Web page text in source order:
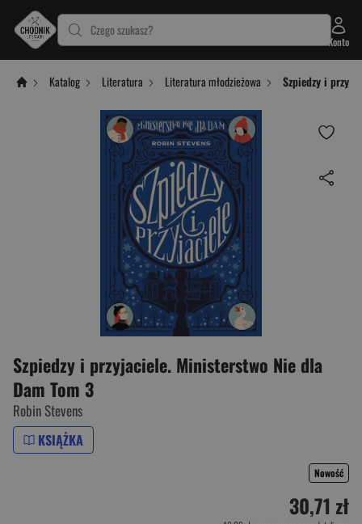
Czego szukasz?
Konto
Katalog Literatura Literatura młodzieżowa Szpiedzy i
Szpiedzy i przyjaciele. Ministerstwo Nie dla
Dam Tom 3
Robin Stevens
KSIĄŻKA
Nowość
30,71 zł